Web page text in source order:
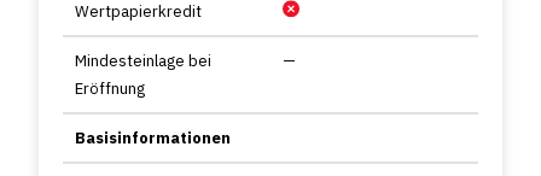
Wertpapierkredit
Mindesteinlage bei
Eröffnung
—
Basisinformationen